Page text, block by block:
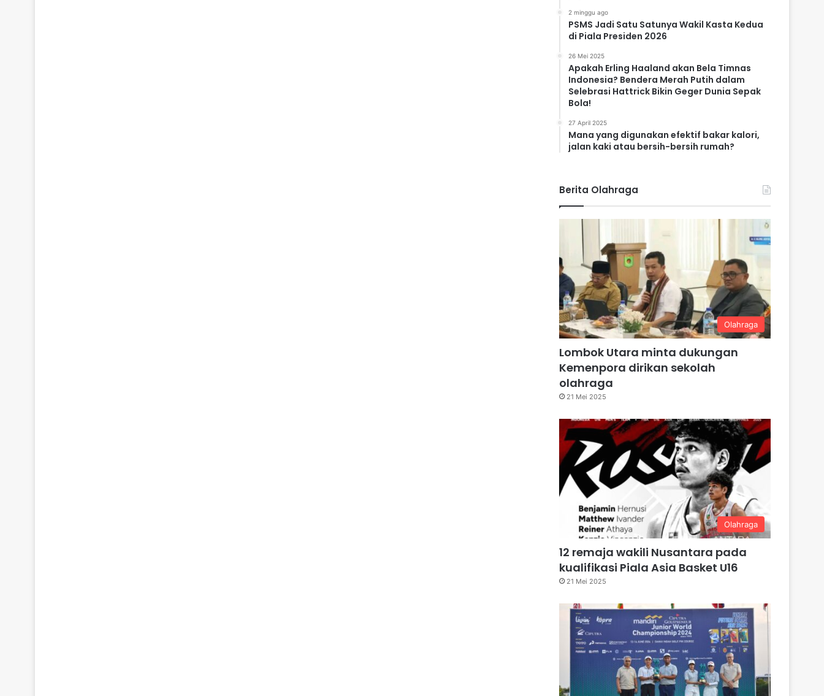
2 minggu ago
PSMS Jadi Satu Satunya Wakil Kasta Kedua
di Piala Presiden 2026
26 Mei 2025
Apakah Erling Haaland akan Bela Timnas
Indonesia? Bendera Merah Putih dalam
Selebrasi Hattrick Bikin Geger Dunia Sepak
Bola!
27 April 2025
Mana yang digunakan efektif bakar kalori,
jalan kaki atau bersih-bersih rumah?
Berita Olahraga
Olahraga
Lombok Utara minta dukungan
Kemenpora dirikan sekolah
olahraga
21 Mei 2025
Olahraga
12 remaja wakili Nusantara pada
kualifikasi Piala Asia Basket U16
21 Mei 2025